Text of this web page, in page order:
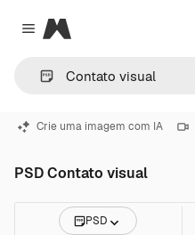
Close menu
Magnific
Crie uma imagem com IA
PSD Contato visual
PSD